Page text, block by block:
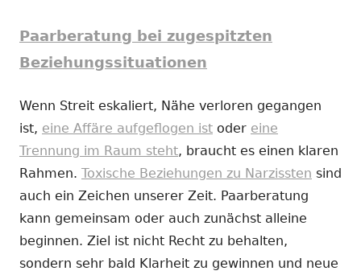
Paarberatung bei zugespitzten
Beziehungssituationen
Wenn Streit eskaliert, Nähe verloren gegangen
ist, eine Affäre aufgeflogen ist oder eine
Trennung im Raum steht, braucht es einen klaren
Rahmen. Toxische Beziehungen zu Narzissten sind
auch ein Zeichen unserer Zeit. Paarberatung
kann gemeinsam oder auch zunächst alleine
beginnen. Ziel ist nicht Recht zu behalten,
sondern sehr bald Klarheit zu gewinnen und neue